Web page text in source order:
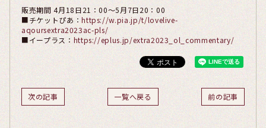
販売期間 4月18日21：00～5月7日20：00
■チケットぴあ：https://w.pia.jp/t/lovelive-
aqoursextra2023ac-pls/
■イープラス：https://eplus.jp/extra2023_ol_commentary/
次の記事 一覧へ戻る 前の記事